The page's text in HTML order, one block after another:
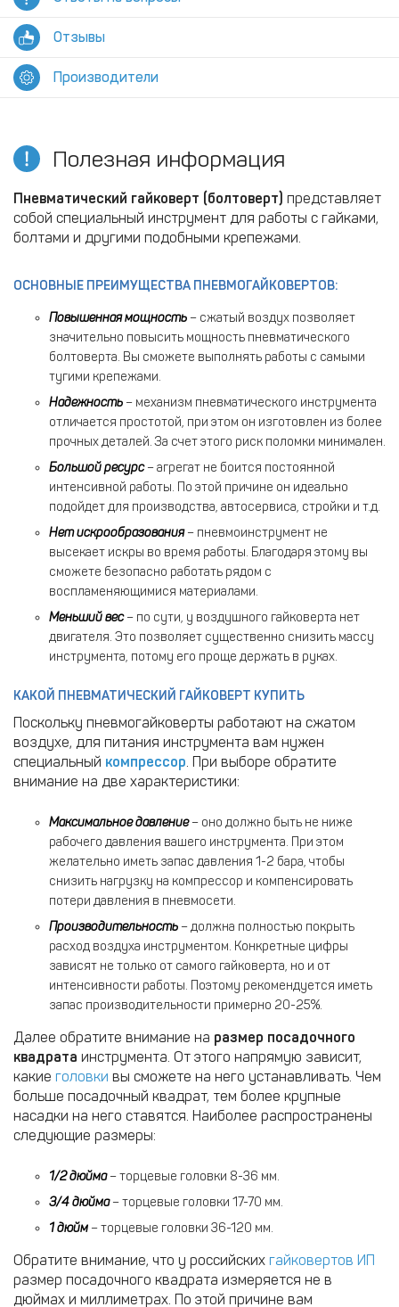
Отзывы
Производители
Полезная информация
Пневматический гайковерт (болтоверт) представляет
собой специальный инструмент для работы с гайками,
болтами и другими подобными крепежами.
ОСНОВНЫЕ ПРЕИМУЩЕСТВА ПНЕВМОГАЙКОВЕРТОВ:
Повышенная мощность – сжатый воздух позволяет
значительно повысить мощность пневматического
болтоверта. Вы сможете выполнять работы с самыми
тугими крепежами.
Надежность – механизм пневматического инструмента
отличается простотой, при этом он изготовлен из более
прочных деталей. За счет этого риск поломки минимален.
Большой ресурс– агрегат не боится постоянной
интенсивной работы. По этой причине он идеально
подойдет для производства, автосервиса, стройки и т.д.
Нет искрообразования– пневмоинструмент не
высекает искры во время работы. Благодаря этому вы
сможете безопасно работать рядом с
воспламеняющимися материалами.
Меньший вес– по сути, у воздушного гайковерта нет
двигателя. Это позволяет существенно снизить массу
инструмента, потому его проще держать в руках.
КАКОЙ ПНЕВМАТИЧЕСКИЙ ГАЙКОВЕРТ КУПИТЬ
Поскольку пневмогайковерты работают на сжатом
воздухе, для питания инструмента вам нужен
специальный компрессор . При выборе обратите
внимание на две характеристики:
Максимальное давление– оно должно быть не ниже
рабочего давления вашего инструмента. При этом
желательно иметь запас давления 1-2 бара, чтобы
снизить нагрузку на компрессор и компенсировать
потери давления в пневмосети.
Производительность – должна полностью покрыть
расход воздуха инструментом. Конкретные цифры
зависят не только от самого гайковерта, но и от
интенсивности работы. Поэтому рекомендуется иметь
запас производительности примерно 20-25%.
Далее обратите внимание на размер посадочного
квадрата инструмента. От этого напрямую зависит,
какие головки вы сможете на него устанавливать. Чем
больше посадочный квадрат, тем более крупные
насадки на него ставятся. Наиболее распространены
следующие размеры:
1/2 дюйма– торцевые головки 8-36 мм.
3/4 дюйма– торцевые головки 17-70 мм.
1 дюйм – торцевые головки 36-120 мм.
Обратите внимание, что у российских гайковертов ИП
размер посадочного квадрата измеряется не в
дюймах и миллиметрах. По этой причине вам